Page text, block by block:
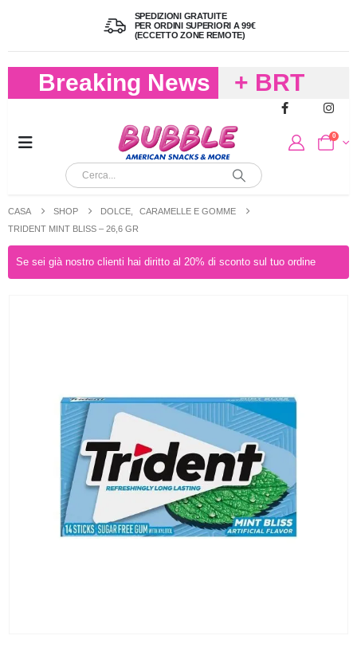
SPEDIZIONI GRATUITE
PER ORDINI SUPERIORI A 99€
(ECCETTO ZONE REMOTE)
Breaking News
+ BRT
FREDDO
PER
CONSEGNA
IN 24/48
ORE AD
ECCEZIONE
0
CASA SHOP DOLCE
CARAMELLE E GOMME
TRIDENT MINT BLISS – 26,6 GR
Se sei già nostro clienti hai diritto al 20% di sconto sul tuo ordine